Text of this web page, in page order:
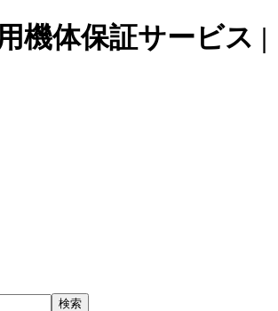
機体保証サービス
検索